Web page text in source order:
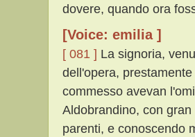
dovere, quando ora
[Voice: emilia ]
[ 081 ] La signoria,
dell'opera,
commesso avevan
Aldobrandino, con
parenti, e conoscendo